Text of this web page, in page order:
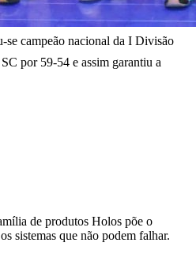
campeão nacional da I Divisão
por 59-54 e assim garantiu a
de produtos Holos põe o
sistemas que não podem falhar.